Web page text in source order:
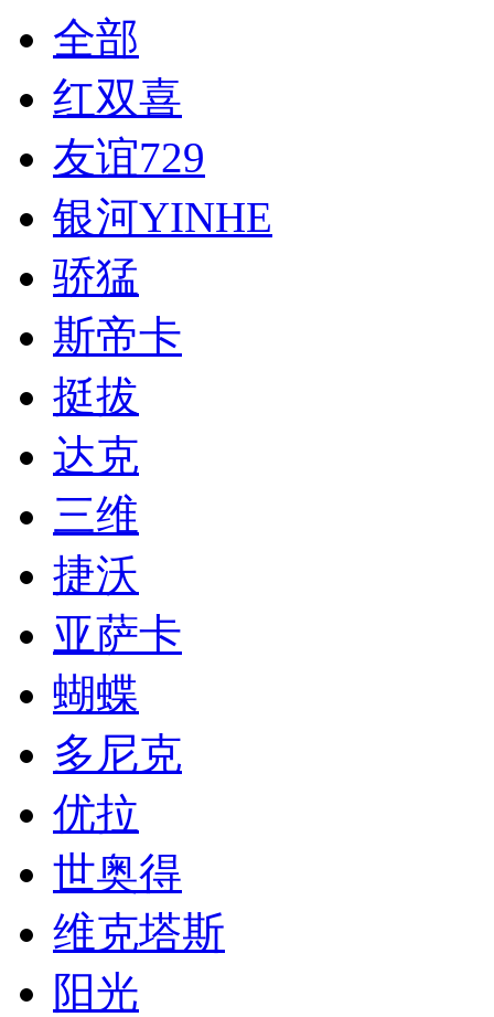
全部
红双喜
友谊729
银河YINHE
骄猛
斯帝卡
挺拔
达克
三维
捷沃
亚萨卡
蝴蝶
多尼克
优拉
世奥得
维克塔斯
阳光